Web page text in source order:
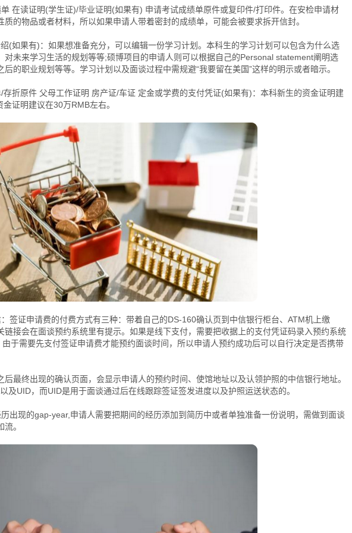
读证明(学生证)/毕业证明(如果有) 申请考试成绩单原件或复印件/打印件。在安检申请材
的物品或者材料，所以如果申请人带着密封的成绩单，可能会被要求拆开信封。
果有)：如果想准备充分，可以编辑一份学习计划。本科生的学习计划可以包含为什么选
对未来学习生活的规划等等;硕博项目的申请人则可以根据自己的Personal statement阐明选
的职业规划等等。学习计划以及面谈过程中需规避“我要留在美国”这样的明示或者暗示。
原件 父母工作证明 房产证/车证 定金或学费的支付凭证(如果有)：本科新生的资金证明建
证明建议在30万RMB左右。
证申请费的付费方式有三种：带着自己的DS-160确认页到中信银行柜台、ATM机上缴
链接会在面谈预约系统里有提示。如果是线下支付，需要把收据上的支付凭证码录入预约系统
于需要先支付签证申请费才能预约面谈时间，所以申请人预约成功后可以自行决定是否携带
终出现的确认页面，会显示申请人的预约时间、使馆地址以及认领护照的中信银行地址。
及UID，而UID是用于面谈通过后在线跟踪签证签发进度以及护照运送状态的。
现的gap-year,申请人需要把期间的经历添加到简历中或者单独准备一份说明，需做到面谈
。